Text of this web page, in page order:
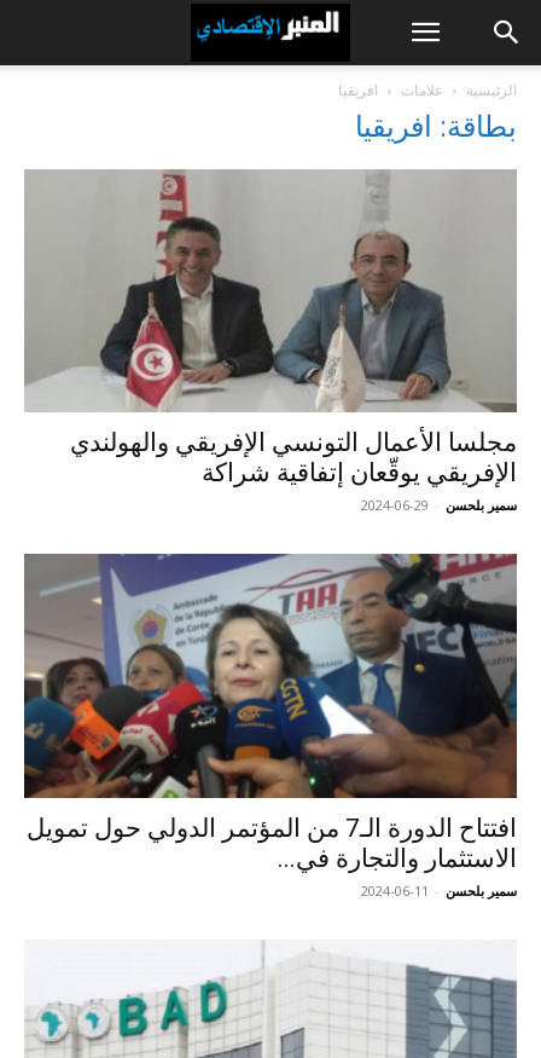
الرئيسية علامات افريقيا
بطاقة: افريقيا
مجلسا الأعمال التونسي الإفريقي والهولندي
الإفريقي يوقّعان إتفاقية شراكة
سمير بلحسن -
2024-06-29
افتتاح الدورة الـ7 من المؤتمر الدولي حول تمويل
الاستثمار والتجارة في...
سمير بلحسن -
2024-06-11